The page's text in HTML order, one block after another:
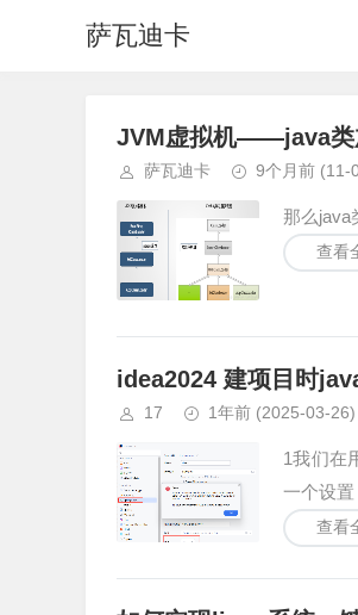
萨瓦迪卡
JVM虚拟机——java类
萨瓦迪卡 9个月前 (11-
那么java
查看
idea2024 建项目时
17 1年前 (2025-03-26)
1我们在
一个设
查看